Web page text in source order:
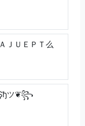
ＪＵＥＰＴ么
ツ❦꧂